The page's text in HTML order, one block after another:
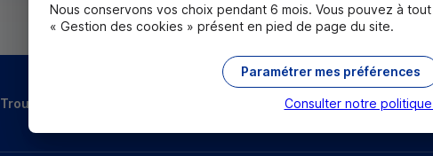
Trouver une caisse Trouver un point relais Sourds et
Nous conservons vos choix pendant 6 mois. Vous pouvez à
« Gestion des cookies » présent en pied de page du site.
Paramétrer mes préférences
Consulter notre politique